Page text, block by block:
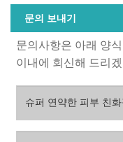
문의 보내기
문의사항은 아래 양
이내에 회신해 드리